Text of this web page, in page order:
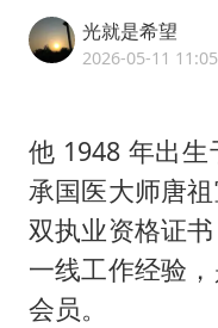
光就是希望
2026-05-11 11:05
他 1948 年出
承国医大师唐
双执业资格证
一线工作经验
会员。